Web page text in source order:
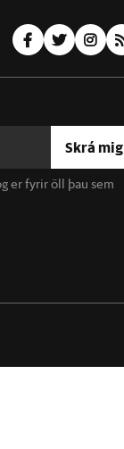
Skrá mig
er fyrir öll þau sem